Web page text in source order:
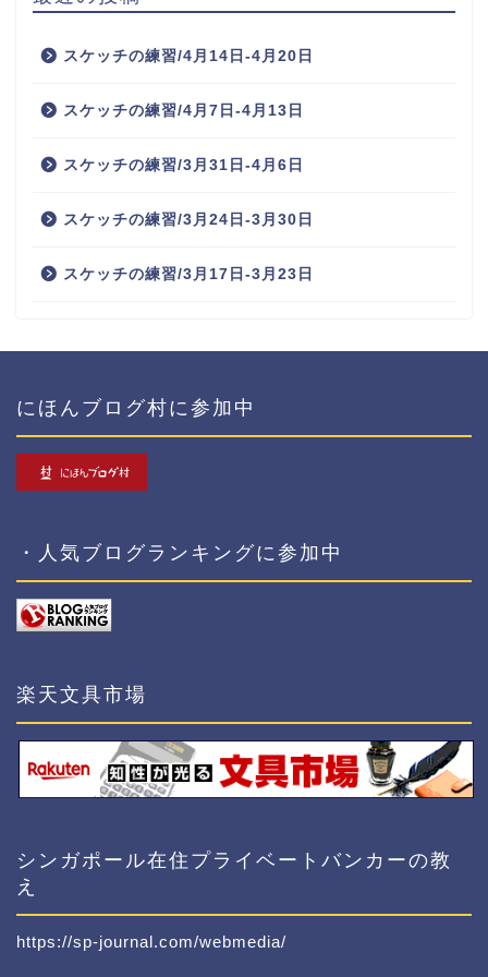
スケッチの練習/4月14日-4月20日
スケッチの練習/4月7日-4月13日
スケッチの練習/3月31日-4月6日
スケッチの練習/3月24日-3月30日
スケッチの練習/3月17日-3月23日
にほんブログ村に参加中
・人気ブログランキングに参加中
楽天文具市場
シンガポール在住プライベートバンカーの教
え
https://sp-journal.com/webmedia/